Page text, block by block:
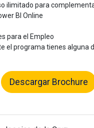
ilimitado para
BI Online
para el Empleo
el programa tienes alguna
Descargar Brochure